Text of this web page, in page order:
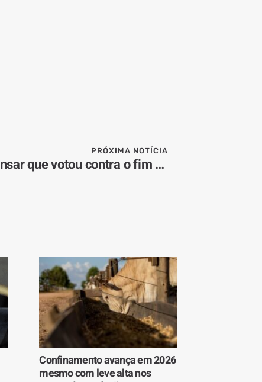
PRÓXIMA NOTÍCIA
Deputado chora após pensar que votou contra o fim da escala 6×1; assista
Confinamento avança em 2026
mesmo com leve alta nos